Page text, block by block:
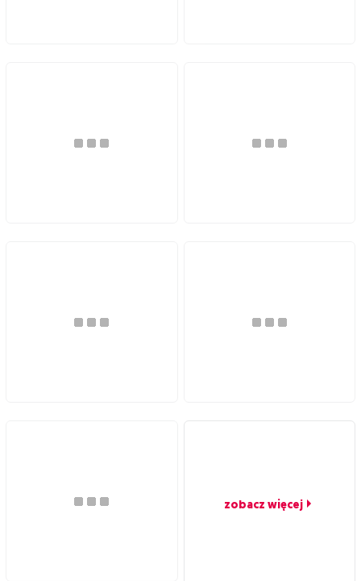
zobacz więcej